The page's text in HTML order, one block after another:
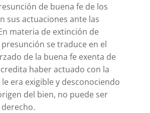
de buena fe de los
sus actuaciones ante las
materia de extinción de
se traduce en el
de la buena fe exenta de
haber actuado con la
era exigible y desconociendo
del bien, no puede ser